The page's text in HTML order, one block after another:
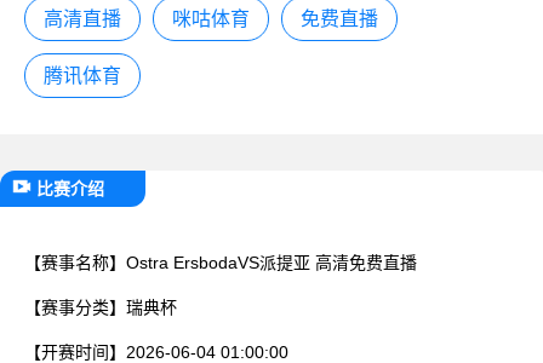
高清直播 咪咕体育 免费直播
腾讯体育
比赛介绍
【赛事名称】 Ostra ErsbodaVS派提亚 高清免费直播
【赛事分类】 瑞典杯
【开赛时间】 2026-06-04 01:00:00